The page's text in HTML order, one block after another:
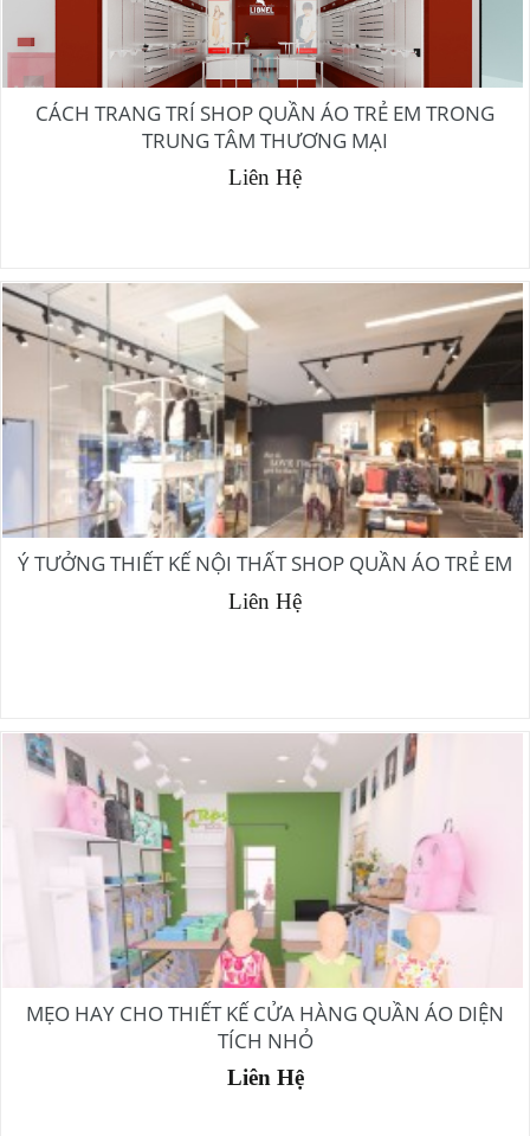
CÁCH TRANG TRÍ SHOP QUẦN ÁO TRẺ EM TRONG
TRUNG TÂM THƯƠNG MẠI
Liên Hệ
Ý TƯỞNG THIẾT KẾ NỘI THẤT SHOP QUẦN ÁO TRẺ EM
Liên Hệ
MẸO HAY CHO THIẾT KẾ CỬA HÀNG QUẦN ÁO DIỆN
TÍCH NHỎ
Liên Hệ